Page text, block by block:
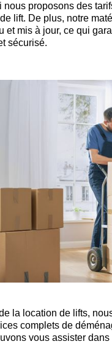
nous proposons des
lift. De plus, notre
et mis à jour, ce qui
sécurisé.
la location de lifts,
complets de
vous assister